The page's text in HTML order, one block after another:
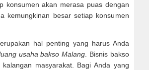
konsumen akan merasa puas dengan
kemungkinan besar setiap konsumen
hal penting yang harus Anda
usaha bakso Malang. Bisnis bakso
masyarakat. Bagi Anda yang